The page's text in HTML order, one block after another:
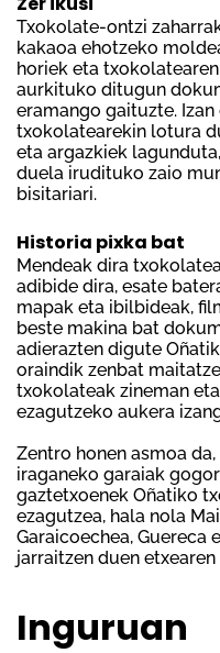
Txokolate-ontzi
kakaoa ehotzeko
horiek eta
aurkituko ditugun
eramango gaituzte.
txokolatearekin lotura
eta argazkiek
duela irudituko zaio
bisitariari.
Historia pixka bat
Mendeak dira
adibide dira, esate
mapak eta ibilbideak,
beste makina bat
adierazten digute
oraindik zenbat
txokolateak zineman
ezagutzeko aukera
Zentro honen asmoa
iraganeko garaiak
gaztetxoenek Oñatiko
ezagutzea, hala nola
Garaicoechea, Guereca
jarraitzen duen
Inguruan